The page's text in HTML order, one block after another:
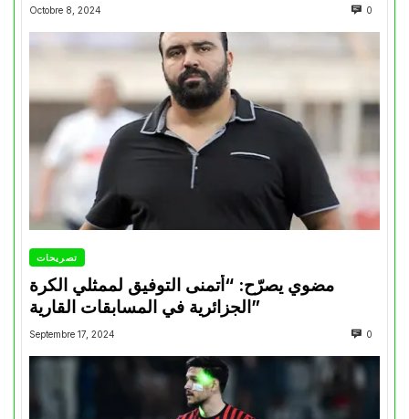
Octobre 8, 2024 0
تصريحات
مضوي يصرّح: “أتمنى التوفيق لممثلي الكرة
الجزائرية في المسابقات القارية”
Septembre 17, 2024 0